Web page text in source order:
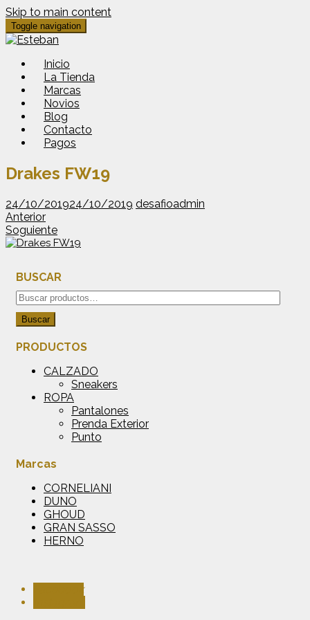
Skip to main content
Toggle navigation
Inicio
La Tienda
Marcas
Novios
Blog
Contacto
Pagos
Drakes FW19
24/10/201924/10/2019 desafioadmin
Anterior
Soguiente
BUSCAR
Buscar
por:
Buscar
PRODUCTOS
CALZADO
Sneakers
ROPA
Pantalones
Prenda Exterior
Punto
Marcas
CORNELIANI
DUNO
GHOUD
GRAN SASSO
HERNO